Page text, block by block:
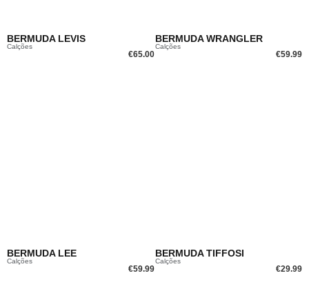
BERMUDA LEVIS
Calções
€65.00
BERMUDA WRANGLER
Calções
€59.99
BERMUDA LEE
Calções
€59.99
BERMUDA TIFFOSI
Calções
€29.99